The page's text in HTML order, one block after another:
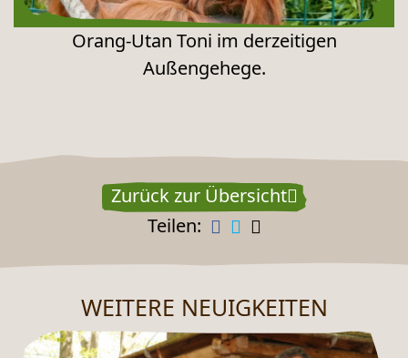
Orang-Utan Toni im derzeitigen
Außengehege.
Zurück zur Übersicht
Teilen:
WEITERE NEUIGKEITEN
NEUES AUS DEM ZOO